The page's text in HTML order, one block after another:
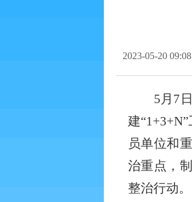
2023-05-20 09:08
5月7
建
员单位和
治重点，
整治行动。